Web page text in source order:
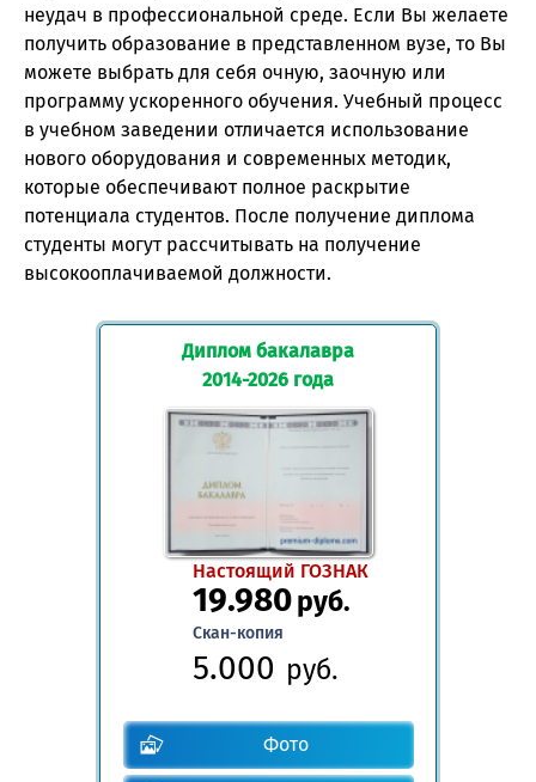
неудач в профессиональной среде. Если Вы желаете
получить образование в представленном вузе, то Вы
можете выбрать для себя очную, заочную или
программу ускоренного обучения. Учебный процесс
в учебном заведении отличается использование
нового оборудования и современных методик,
которые обеспечивают полное раскрытие
потенциала студентов. После получение диплома
студенты могут рассчитывать на получение
высокооплачиваемой должности.
Диплом бакалавра
2014-2026 года
Настоящий ГОЗНАК
19.980руб.
Скан-копия
5.000 руб.
Фото